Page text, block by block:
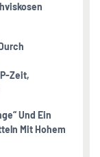
Zeit,
Und Ein
Mit Hohem